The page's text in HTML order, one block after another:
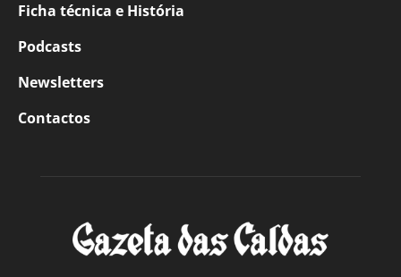
Ficha técnica e História
Podcasts
Newsletters
Contactos